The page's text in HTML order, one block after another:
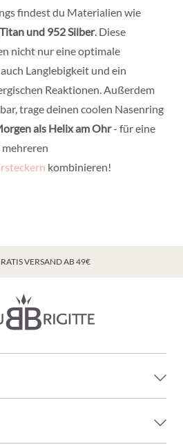
findest du Materialien wie
und 952 Silber. Diese
nicht nur eine optimale
Langlebigkeit und ein
Reaktionen. Außerdem
trage deinen coolen Nasenring
als Helix am Ohr- für eine
kombinieren!
VERSAND AB 49€